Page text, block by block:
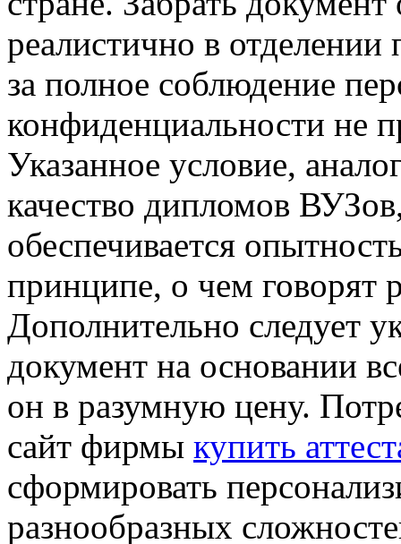
реалистично в
за полное соблюдение
конфиденциальности не
Указанное условие,
качество дипломов
обеспечивается
принципе, о чем говорят
Дополнительно следует
документ на основании
он в разумную цену.
сайт фирмы купить
сформировать
разнообразных